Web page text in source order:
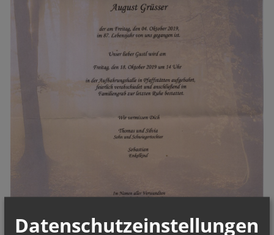
Datenschutzeinstellungen